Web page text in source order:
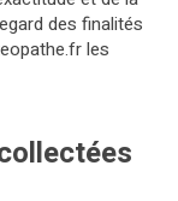
des finalités
les